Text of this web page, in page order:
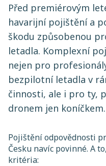
Před premiérovým
havarijní pojištění a
škodu způsobenou
letadla. Komplexní
nejen pro
bezpilotní letadla v
činnosti, ale i pro ty,
dronem jen koníčkem.
Pojištění odpovědnosti
Česku navíc povinné. A
kritéria: